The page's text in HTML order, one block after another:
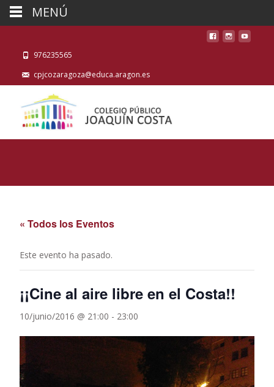
976235565
cpjcozaragoza@educa.aragon.es
« Todos los Eventos
Este evento ha pasado.
¡¡Cine al aire libre en el Costa!!
10/junio/2016 @ 21:00 - 23:00
MENÚ